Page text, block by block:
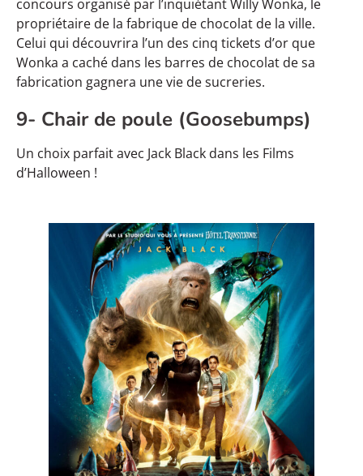
concours organisé par l’inquiétant Willy Wonka, le
propriétaire de la fabrique de chocolat de la ville.
Celui qui découvrira l’un des cinq tickets d’or que
Wonka a caché dans les barres de chocolat de sa
fabrication gagnera une vie de sucreries.
9- Chair de poule (Goosebumps)
Un choix parfait avec Jack Black dans les Films
d’Halloween !